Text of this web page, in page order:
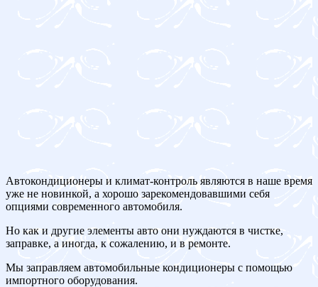
Автокондиционеры и климат-контроль являются в наше время
уже не новинкой, а хорошо зарекомендовавшими себя
опциями современного автомобиля.
Но как и другие элементы авто они нуждаются в чистке,
заправке, а иногда, к сожалению, и в ремонте.
Мы заправляем автомобильные кондиционеры с помощью
импортного оборудования.